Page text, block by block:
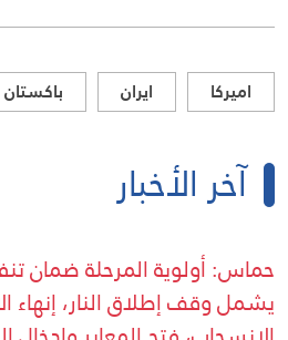
اميركا ايران باكستان
آخر الأخبار
حماس: ⁠أولوية المرحلة ضمان
يشمل وقف إطلاق النار، إنهاء